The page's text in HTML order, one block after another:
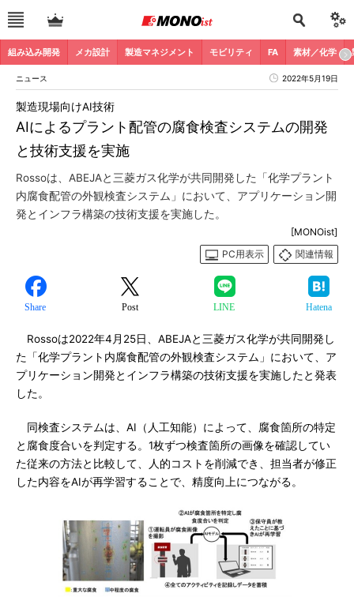
組み込み開発 メカ設計 製造マネジメント モビリティ FA 素材／化学
ニュース 2022年5月19日
AIによるプラント配管の腐食検査システムの開発
と技術支援を実施
製造現場向けAI技術
Rossoは、ABEJAと三菱ガス化学が共同開発した「化学プラント
内腐食配管の外観検査システム」において、アプリケーション開
発とインフラ構築の技術支援を実施した。
[MONOist]
PC用表示
関連情報
Share Post LINE Hatena
Rossoは2022年4月25日、ABEJAと三菱ガス化学が共同開発し
た「化学プラント内腐食配管の外観検査システム」において、ア
プリケーション開発とインフラ構築の技術支援を実施したと発表
した。
同検査システムは、AI（人工知能）によって、腐食箇所の特定
と腐食度合いを判定する。1枚ずつ検査箇所の画像を確認してい
た従来の方法と比較して、人的コストを削減でき、担当者が修正
した内容をAIが再学習することで、精度向上につながる。